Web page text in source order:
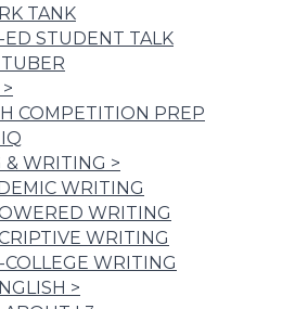
TANK
ED STUDENT TALK
>
COMPETITION PREP
& WRITING >
WRITING
WRITING
WRITING
COLLEGE WRITING
>